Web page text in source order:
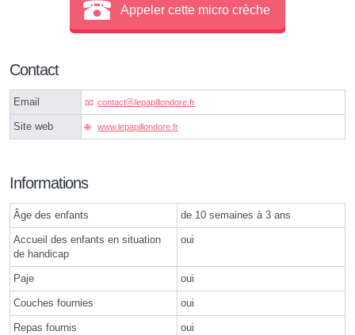
Appeler cette micro crèche
Contact
Email contactⓐlepapillondore.fr
Site web www.lepapillondore.fr
Informations
Âge des enfants de 10 semaines à 3 ans
Accueil des enfants en situation
de handicap
oui
Paje oui
Couches fournies oui
Repas fournis oui